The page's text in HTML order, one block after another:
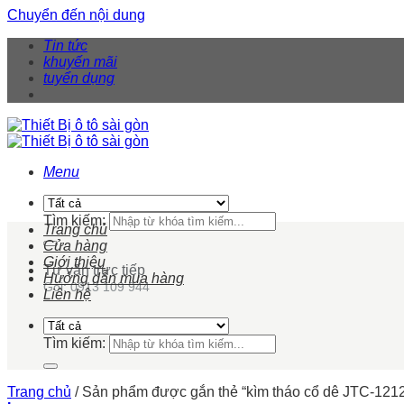
Chuyển đến nội dung
Tin tức
khuyến mãi
tuyển dụng
Menu
Tìm kiếm:
Tư vấn trực tiếp
Gọi: 0913 109 944
Trang chủ
Cửa hàng
Giới thiệu
Hướng dẫn mua hàng
Liên hệ
Tìm kiếm:
Trang chủ /Sản phẩm được gắn thẻ “kìm tháo cổ dê JTC-